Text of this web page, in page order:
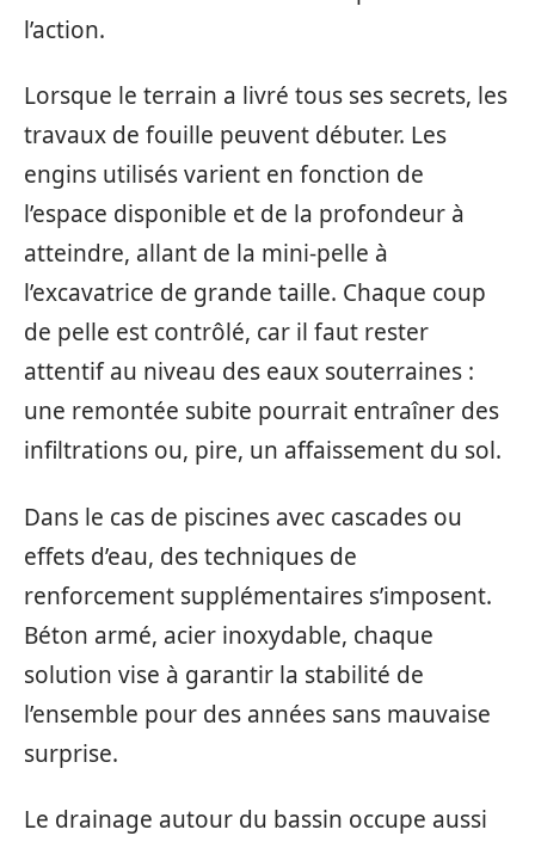
l’action.
Lorsque le terrain a livré tous ses secrets, les
travaux de fouille peuvent débuter. Les
engins utilisés varient en fonction de
l’espace disponible et de la profondeur à
atteindre, allant de la mini-pelle à
l’excavatrice de grande taille. Chaque coup
de pelle est contrôlé, car il faut rester
attentif au niveau des eaux souterraines :
une remontée subite pourrait entraîner des
infiltrations ou, pire, un affaissement du sol.
Dans le cas de piscines avec cascades ou
effets d’eau, des techniques de
renforcement supplémentaires s’imposent.
Béton armé, acier inoxydable, chaque
solution vise à garantir la stabilité de
l’ensemble pour des années sans mauvaise
surprise.
Le drainage autour du bassin occupe aussi